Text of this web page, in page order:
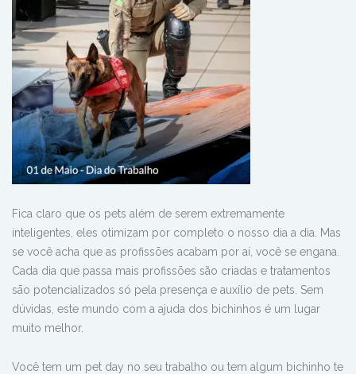
Fica claro que os pets além de serem extremamente
inteligentes, eles otimizam por completo o nosso dia a dia. Mas
se você acha que as profissões acabam por aí, você se engana.
Cada dia que passa mais profissões são criadas e tratamentos
sāo potencializados só pela presença e auxílio de pets. Sem
dúvidas, este mundo com a ajuda dos bichinhos é um lugar
muito melhor.
Você tem um pet day no seu trabalho ou tem algum bichinho te